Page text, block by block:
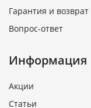
Гарантия и возврат
Вопрос-ответ
Информация
Акции
Статьи